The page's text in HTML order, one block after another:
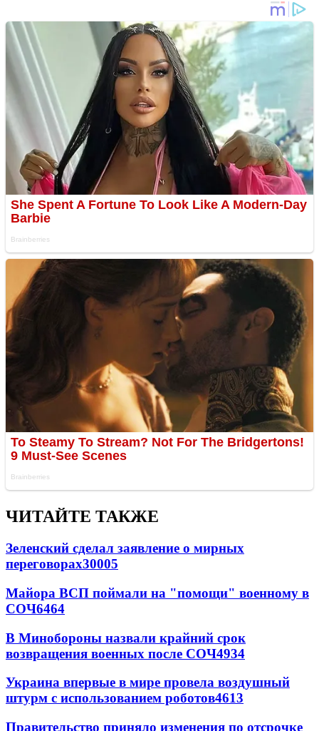
ЧИТАЙТЕ ТАКЖЕ
Зеленский сделал заявление о мирных
переговорах30005
Майора ВСП поймали на "помощи" военному в
СОЧ6464
В Минобороны назвали крайний срок
возвращения военных после СОЧ4934
Украина впервые в мире провела воздушный
штурм с использованием роботов4613
Правительство приняло изменения по отсрочке